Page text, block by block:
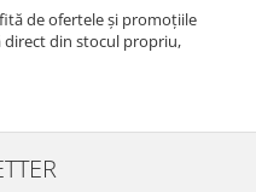
de ofertele și promoțiile
direct din stocul propriu,